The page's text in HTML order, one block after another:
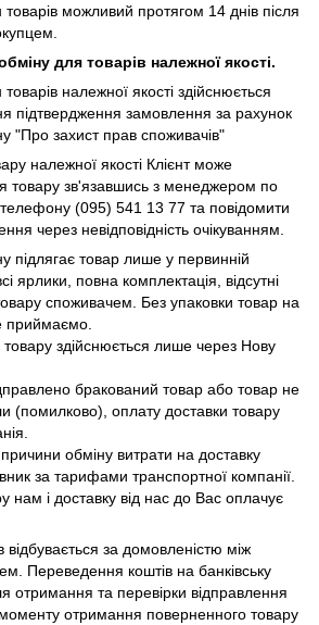
можливий протягом 14 днів після
для товарів належної якості.
належної якості здійснюється
підтвердження замовлення за рахунок
"Про захист прав споживачів"
належної якості Клієнт може
товару зв'язавшись з менеджером по
(095) 541 13 77 та повідомити
через невідповідність очікуванням.
підлягає товар лише у первинній
ярлики, повна комплектація, відсутні
споживачем. Без упаковки товар на
приймаємо.
здійснюється лише через Нову
бракований товар або товар не
(помилково), оплату доставки товару
обміну витрати на доставку
за тарифами транспортної компанії.
нам і доставку від нас до Вас оплачує
за домовленістю між
Переведення коштів на банківську
отримання та перевірки відправлення
отримання поверненного товару